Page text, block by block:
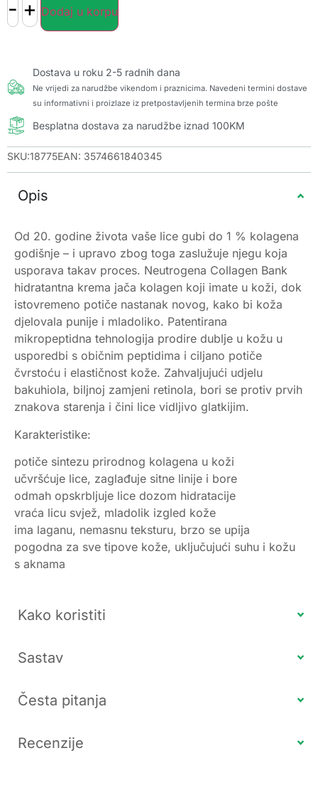
- + Dodaj u korpu
Dostava u roku 2-5 radnih dana
Ne vrijedi za narudžbe vikendom i praznicima. Navedeni termini dostave
su informativni i proizlaze iz pretpostavljenih termina brze pošte
Besplatna dostava za narudžbe iznad 100KM
SKU:18775EAN: 3574661840345
Opis
Od 20. godine života vaše lice gubi do 1 % kolagena
godišnje – i upravo zbog toga zaslužuje njegu koja
usporava takav proces. Neutrogena Collagen Bank
hidratantna krema jača kolagen koji imate u koži, dok
istovremeno potiče nastanak novog, kako bi koža
djelovala punije i mladoliko. Patentirana
mikropeptidna tehnologija prodire dublje u kožu u
usporedbi s običnim peptidima i ciljano potiče
čvrstoću i elastičnost kože. Zahvaljujući udjelu
bakuhiola, biljnoj zamjeni retinola, bori se protiv prvih
znakova starenja i čini lice vidljivo glatkijim.
Karakteristike:
potiče sintezu prirodnog kolagena u koži
učvršćuje lice, zaglađuje sitne linije i bore
odmah opskrbljuje lice dozom hidratacije
vraća licu svjež, mladolik izgled kože
ima laganu, nemasnu teksturu, brzo se upija
pogodna za sve tipove kože, uključujući suhu i kožu
s aknama
Kako koristiti
Sastav
Česta pitanja
Recenzije